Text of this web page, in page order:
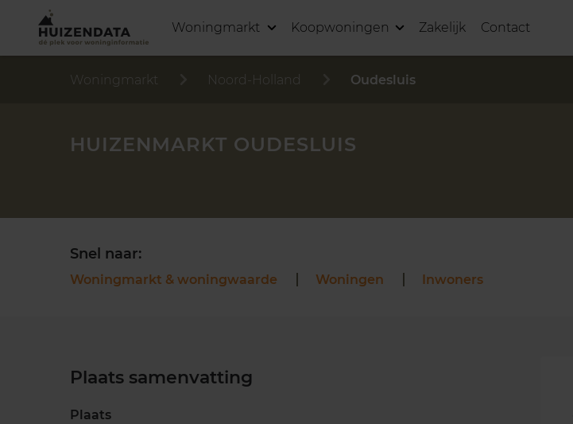
Woningmarkt Koopwoningen Zakelijk Contact
Woningmarkt Noord-Holland Oudesluis
HUIZENMARKT OUDESLUIS
Snel naar:
Woningmarkt & woningwaarde Woningen Inwoners
Plaats samenvatting
Plaats